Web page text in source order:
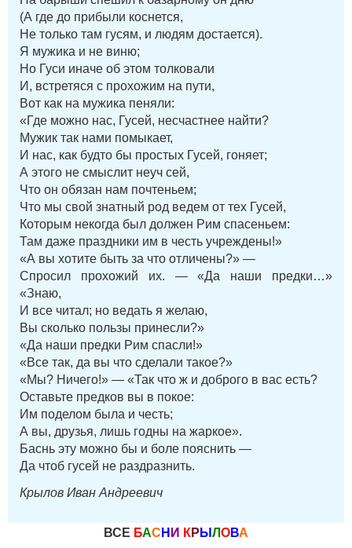
(А где до прибыли коснется,
Не только там гусям, и людям достается).
Я мужика и не виню;
Но Гуси иначе об этом толковали
И, встретяся с прохожим на пути,
Вот как на мужика пеняли:
«Где можно нас, Гусей, несчастнее найти?
Мужик так нами помыкает,
И нас, как будто бы простых Гусей, гоняет;
А этого не смыслит неуч сей,
Что он обязан нам почтеньем;
Что мы свой знатный род ведем от тех Гусей,
Которым некогда был должен Рим спасеньем:
Там даже праздники им в честь учреждены!»
«А вы хотите быть за что отличены?» —
Спросил прохожий их. — «Да наши предки…»
«Знаю,
И все читал; но ведать я желаю,
Вы сколько пользы принесли?»
«Да наши предки Рим спасли!»
«Все так, да вы что сделали такое?»
«Мы? Ничего!» — «Так что ж и доброго в вас есть?
Оставьте предков вы в покое:
Им поделом была и честь;
А вы, друзья, лишь годны на жаркое».
Баснь эту можно бы и боле пояснить —
Да чтоб гусей не раздразнить.
Крылов Иван Андреевич
ВСЕ БАС Н И КР Ы ЛОВА